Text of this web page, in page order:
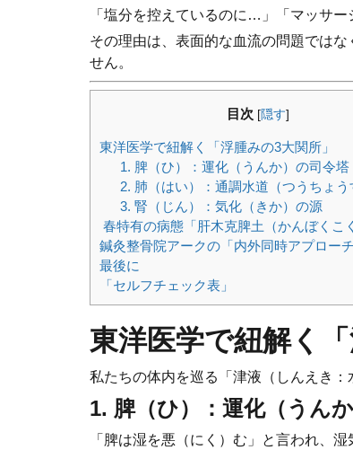
「塩分を控えているのに…」「マッサ
その理由は、表面的な血流の問題では
せん。
目次 [隠す]
東洋医学で紐解く「浮腫みの3大関所」
1. 脾（ひ）：運化（うんか）の司令塔
2. 肺（はい）：通調水道（つうちょう
3. 腎（じん）：気化（きか）の源
春特有の病態「肝木克脾土（かんぼくこ
鍼灸整骨院アークの「内外同時アプローチ
最後に
「セルフチェック表」
東洋医学で紐解く
私たちの体内を巡る「津液（しんえき
1. 脾（ひ）：運化（うん
「脾は湿を悪（にく）む」と言われ、